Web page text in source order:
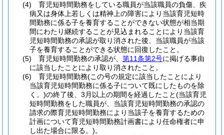
(4)
育児短時間勤務をしている職員が当該職員の負傷、疾
病又は身体上若しくは精神上の障害により当該育児短時
間勤務に係る子を養育することができない状態が相当期
間にわたり継続することが見込まれることにより当該育
児短時間勤務の承認が取り消された後、当該職員が当該
子を養育することができる状態に回復したこと。
(5)
育児短時間勤務の承認が、 第11条第2号に掲げる事由
に該当したことにより取り消されたこと。
(6)
育児短時間勤務(この号の規定に該当したことにより
当該育児短時間勤務に係る子について既にしたものを除
く。)の終了後、3月以上の期間を経過したこと(当該育児
短時間勤務をした職員が、当該育児短時間勤務の承認の
請求の際育児短時間勤務により当該子を養育するための
計画について育児短時間勤務計画書により任命権者に申
し出た場合に限る。)。